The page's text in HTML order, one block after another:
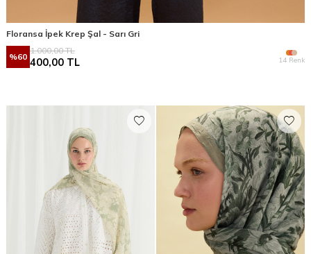
Floransa İpek Krep Şal - Sarı Gri
%60
1.000,00TL
400,00 TL 14 Renk